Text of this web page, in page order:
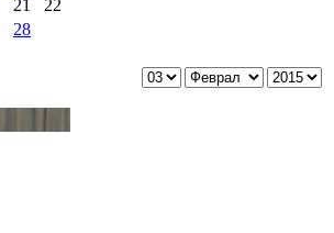
21
22
28